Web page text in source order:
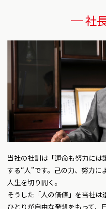
─ 社
当社の社訓は「運命も努力には
する“人”です。己の力、努力に
人生を切り開く。
そうした「人の価値」を当社は
ひとりが自由な発想をもって、